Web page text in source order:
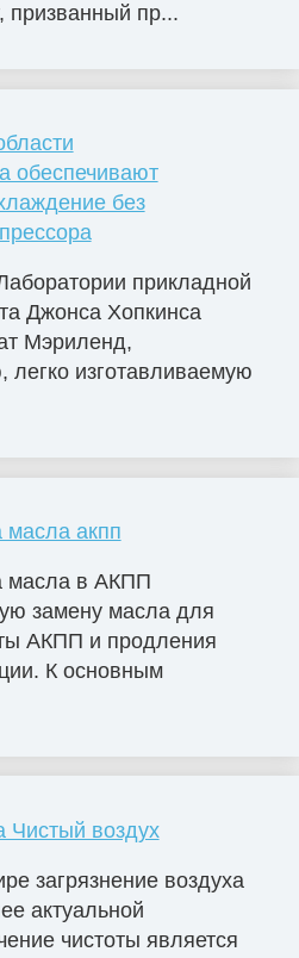
призванный пр...
обеспечивают
без
прикладной
Джонса Хопкинса
Мэриленд,
легко изготавливаемую
масла акпп
масла в АКПП
замену масла для
АКПП и продления
К основным
Чистый воздух
загрязнение воздуха
актуальной
чистоты является